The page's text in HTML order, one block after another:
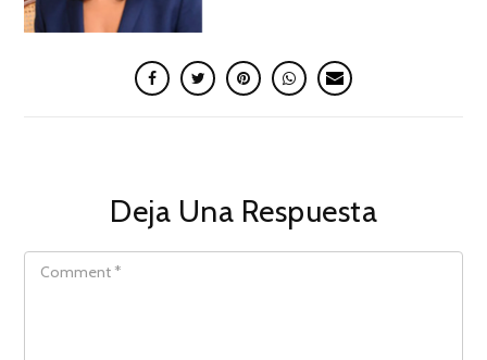
Deja Una Respuesta
COMMENT